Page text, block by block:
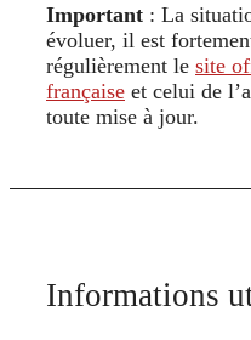
Important : La
évoluer, il est
régulièrement le site
française et celui de
toute mise à jour.
Informations